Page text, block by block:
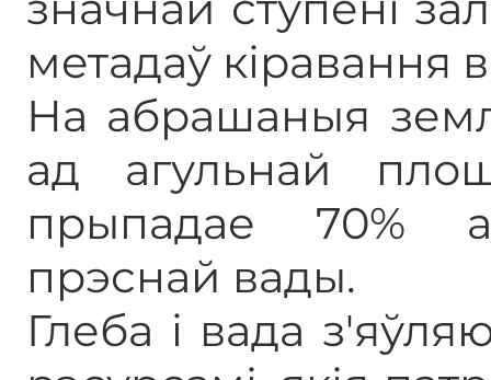
метадаў кіравання
На абрашаныя
ад агульнай
прыпадае 70%
прэснай вады.
Глеба і вада